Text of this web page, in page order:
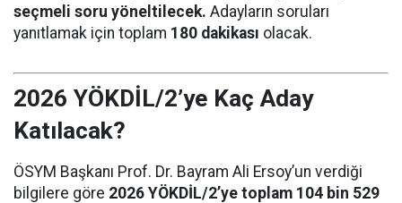
seçmeli soru yöneltilecek. Adayların soruları
yanıtlamak için toplam 180 dakikası olacak.
2026 YÖKDİL/2’ye Kaç Aday
Katılacak?
ÖSYM Başkanı Prof. Dr. Bayram Ali Ersoy’un verdiği
bilgilere göre 2026 YÖKDİL/2’ye toplam 104 bin 529